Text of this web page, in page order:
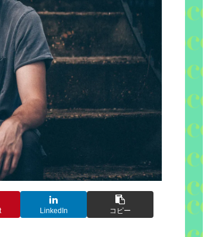
LinkedIn コピー